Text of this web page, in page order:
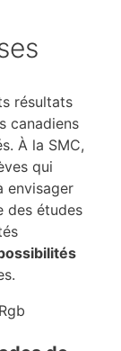
résultats
canadiens
À la SMC,
qui
envisager
des études